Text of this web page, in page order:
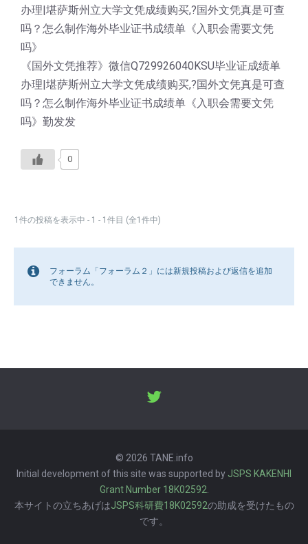
办理|堪萨斯州立大学文凭成绩购买,?国外文凭真是可查
吗？怎么制作海外毕业证书成绩单《入职会需要文凭
吗》
《国外文凭推荐》微信Q729926040KSU毕业证成绩单
办理|堪萨斯州立大学文凭成绩购买,?国外文凭真是可查
吗？怎么制作海外毕业证书成绩单《入职会需要文凭
吗》勤发发
0
1件の投稿を表示中 - 1 - 1件目 (全1件中)
フォーラム「フォーラム２」には新規投稿および返信を追加
できません。
© 2026 TANE.info
Initial development of this site was supported by JSPS KAKENHI
Grant Number 18K02592
本サイトの立ちあげはJSPS科研費18K02592の助成を受けたもの
です。